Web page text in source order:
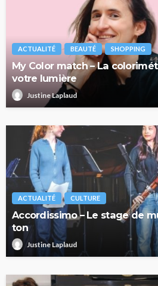
ACTUALITÉ BEAUTÉ SHOPPING
My Color match – La
votre lumière
Justine Laplaud
ACTUALITÉ CULTURE
Accordissimo – Le stage de
ton
Justine Laplaud